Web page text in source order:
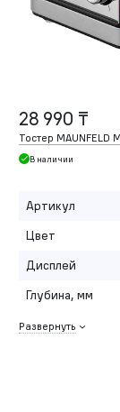
28 990 ₸
Тостер MAUNFELD
В наличии
Артикул
Цвет
Дисплей
Глубина, мм
Развернуть